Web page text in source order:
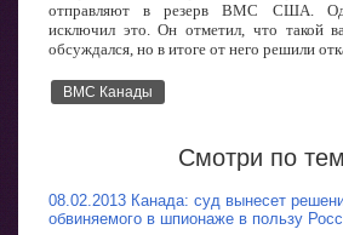
отправляют в резерв ВМС США.
исключил это. Он отметил, что такой
обсуждался, но в итоге от него решили
ВМС Канады
Смотри по
08.02.2013 Канада: суд вынесет
обвиняемого в шпионаже в пользу